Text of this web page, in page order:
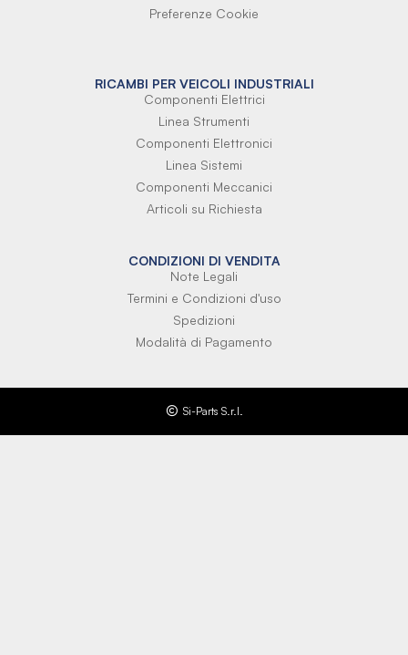
Preferenze Cookie
RICAMBI PER VEICOLI INDUSTRIALI
Componenti Elettrici
Linea Strumenti
Componenti Elettronici
Linea Sistemi
Componenti Meccanici
Articoli su Richiesta
CONDIZIONI DI VENDITA
Note Legali
Termini e Condizioni d'uso
Spedizioni
Modalità di Pagamento
Si-Parts S.r.l.